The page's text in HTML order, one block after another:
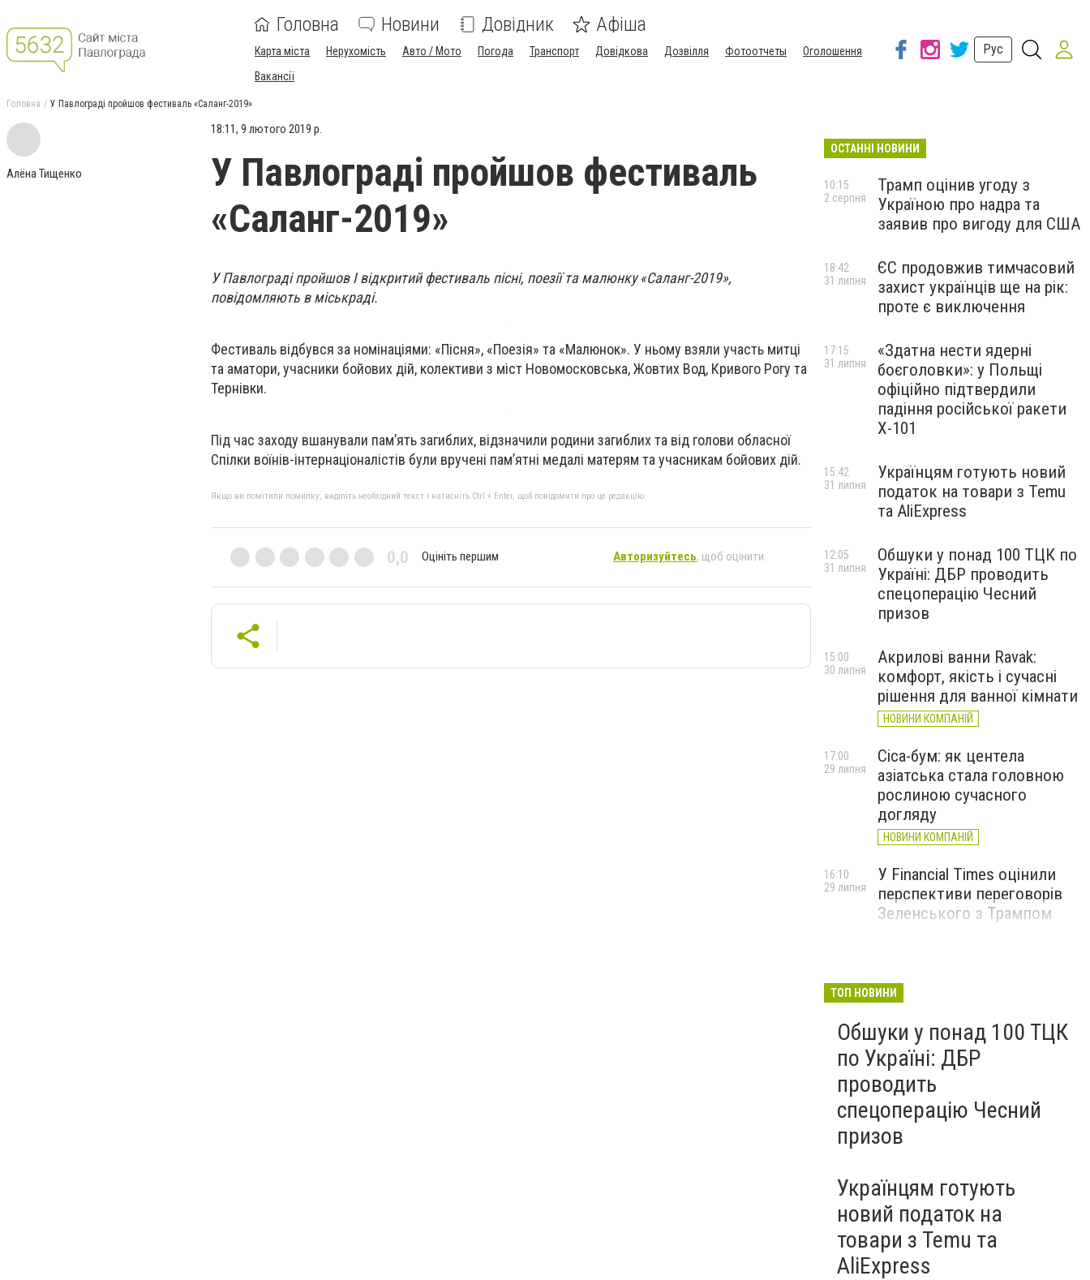
Головна Новини Довідник Афіша
Карта міста Нерухомість Авто / Мото Погода Транспорт Довідкова Дозвілля Фотоотчеты
Оголошення
Вакансії
Рус
Головна У Павлограді пройшов фестиваль «Саланг-2019»
Алёна Тищенко
18:11, 9 лютого 2019 р.
У Павлограді пройшов фестиваль
«Саланг-2019»
У Павлограді пройшов І відкритий фестиваль пісні, поезії та малюнку «Саланг-2019»,
повідомляють в міськраді.
Фестиваль відбувся за номінаціями: «Пісня», «Поезія» та «Малюнок». У ньому взяли участь митці
та аматори, учасники бойових дій, колективи з міст Новомосковська, Жовтих Вод, Кривого Рогу та
Тернівки.
Під час заходу вшанували пам’ять загиблих, відзначили родини загиблих та від голови обласної
Спілки воїнів-інтернаціоналістів були вручені пам’ятні медалі матерям та учасникам бойових дій.
Якщо ви помітили помилку, виділіть необхідний текст і натисніть Ctrl + Enter, щоб повідомити про це редакцію
0,0 Оцініть першим Авторизуйтесь, щоб оцінити
ОСТАННІ НОВИНИ
Трамп оцінив угоду з
Україною про надра та
заявив про вигоду для США
10:15
2 серпня
ЄС продовжив тимчасовий
захист українців ще на рік:
проте є виключення
18:42
31 липня
«Здатна нести ядерні
боєголовки»: у Польщі
офіційно підтвердили
падіння російської ракети
Х-101
17:15
31 липня
Українцям готують новий
податок на товари з Temu
та AliExpress
15:42
31 липня
Обшуки у понад 100 ТЦК по
Україні: ДБР проводить
спецоперацію Чесний
призов
12:05
31 липня
Акрилові ванни Ravak:
комфорт, якість і сучасні
рішення для ванної кімнати
НОВИНИ КОМПАНІЙ
15:00
30 липня
Cica-бум: як центела
азіатська стала головною
рослиною сучасного
догляду
НОВИНИ КОМПАНІЙ
17:00
29 липня
У Financial Times оцінили
перспективи переговорів
Зеленського з Трампом
16:10
29 липня
ТОП НОВИНИ
Обшуки у понад 100 ТЦК
по Україні: ДБР
проводить
спецоперацію Чесний
призов
Українцям готують
новий податок на
товари з Temu та
AliExpress